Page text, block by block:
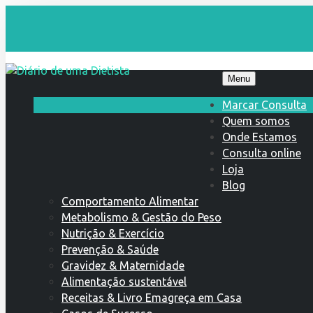
Menu
Marcar Consulta
Quem somos
Onde Estamos
Consulta online
Loja
Blog
Comportamento Alimentar
Metabolismo & Gestão do Peso
Nutrição & Exercício
Prevenção & Saúde
Gravidez & Maternidade
Alimentação sustentável
Receitas & Livro Emagreça em Casa